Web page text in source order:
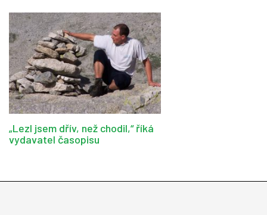
„Lezl jsem dřív, než chodil,“ říká
vydavatel časopisu